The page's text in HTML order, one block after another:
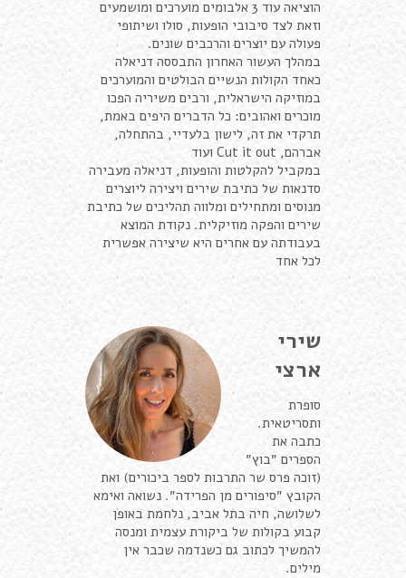
הוציאה עוד 3 אלבומים מוערכים ומושמעים
וזאת לצד סיבובי הופעות, סולו ושיתופי
פעולה עם יוצרים והרכבים שונים.
במהלך העשור האחרון התבססה דניאלה
כאחד הקולות הנשיים הבולטים והמוערכים
במוזיקה הישראלית, ורבים משיריה הפכו
מוכרים ואהובים: כל הדברים היפים באמת,
תרקדי את זה, לישון בלעדיי, בהתחלה,
אברהם, Cut it out ועוד
במקביל להקלטות והופעות, דניאלה מעבירה
סדנאות של כתיבת שירים ויצירה ליוצרים
מנוסים ומתחילים ומלווה תהליכים של כתיבת
שירים והפקה מוזיקלית. נקודת המוצא
בעבודתה עם אחרים היא שיצירה אפשרית
לכל אחד
שירי
ארצי
סופרת
ותסריטאית.
כתבה את
הספרים ״בוץ״
(זוכה פרס שר התרבות לספר ביכורים) ואת
הקובץ ״סיפורים מן הפרידה״. נשואה ואימא
לשלושה, חיה בתל אביב, נלחמת באופן
קבוע בקולות של ביקורת עצמית ומנסה
להמשיך לכתוב גם כשנדמה שכבר אין
מילים.